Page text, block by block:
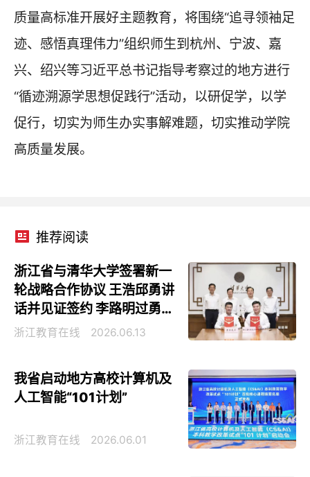
质量高标准开展好主题教育，将围绕“追寻领袖足
迹、感悟真理伟力”组织师生到杭州、宁波、嘉
兴、绍兴等习近平总书记指导考察过的地方进行
“循迹溯源学思想促践行”活动，以研促学，以学
促行，切实为师生办实事解难题，切实推动学院
高质量发展。
推荐阅读
浙江省与清华大学签署新一
轮战略合作协议 王浩邱勇讲
话并见证签约 李路明过勇出
席
浙江教育在线 2026.06.13
我省启动地方高校计算机及
人工智能“101计划”
浙江教育在线 2026.06.01